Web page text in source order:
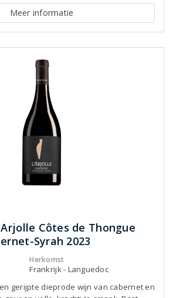
Meer informatie
Côtes de Thongue
Syrah 2023
Herkomst
Frankrijk - Languedoc
gerijpte dieprode wijn van cabernet en